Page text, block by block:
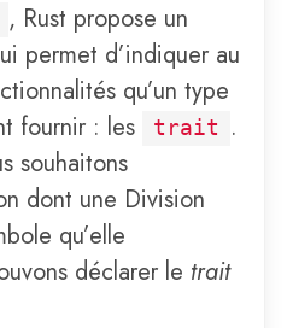
, Rust propose un
permet d’indiquer au
qu’un type
fournir : les
trait
.
souhaitons
dont une Division
qu’elle
déclarer le trait